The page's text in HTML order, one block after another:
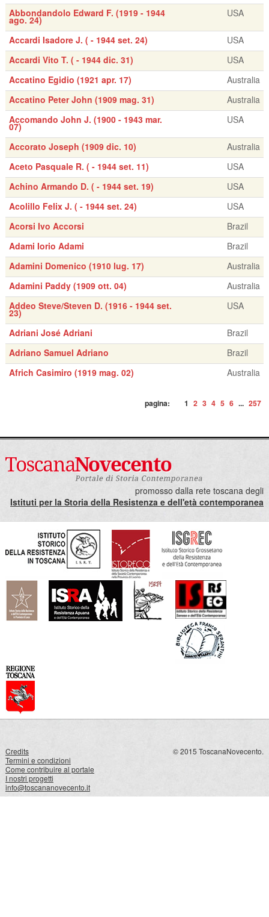
Abbondandolo Edward F. (1919 - 1944
ago. 24)
USA
Accardi Isadore J. ( - 1944 set. 24)
USA
Accardi Vito T. ( - 1944 dic. 31)
USA
Accatino Egidio (1921 apr. 17)
Australia
Accatino Peter John (1909 mag. 31)
Australia
Accomando John J. (1900 - 1943 mar.
07)
USA
Accorato Joseph (1909 dic. 10)
Australia
Aceto Pasquale R. ( - 1944 set. 11)
USA
Achino Armando D. ( - 1944 set. 19)
USA
Acolillo Felix J. ( - 1944 set. 24)
USA
Acorsi Ivo Accorsi
Brazil
Adami Iorio Adami
Brazil
Adamini Domenico (1910 lug. 17)
Australia
Adamini Paddy (1909 ott. 04)
Australia
Addeo Steve/Steven D. (1916 - 1944 set.
23)
USA
Adriani José Adriani
Brazil
Adriano Samuel Adriano
Brazil
Africh Casimiro (1919 mag. 02)
Australia
pagina: 1 2 3 4 5 6 ... 257
promosso dalla rete toscana degli
Istituti per la Storia della Resistenza e dell'età contemporanea
Credits
Termini e condizioni
Come contribuire al portale
I nostri progetti
info@toscananovecento.it
© 2015 ToscanaNovecento.